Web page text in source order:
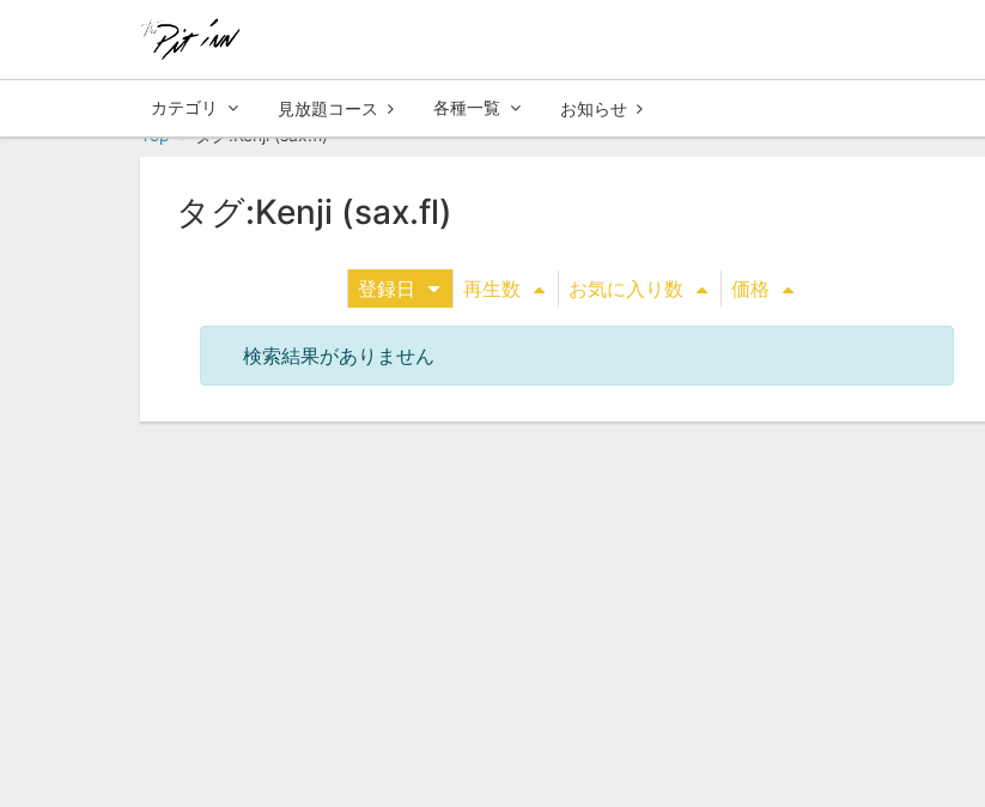
カテゴリ 見放題コース 各種一覧 お知らせ
Top
タグ:Kenji (sax.fl)
タグ:Kenji (sax.fl)
登録日 再生数 お気に入り数 価格
検索結果がありません